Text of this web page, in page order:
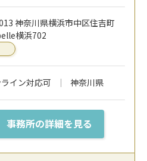
神奈川県横浜市中区住吉町
横浜702
イン対応可 神奈川県
事務所の詳細を見る